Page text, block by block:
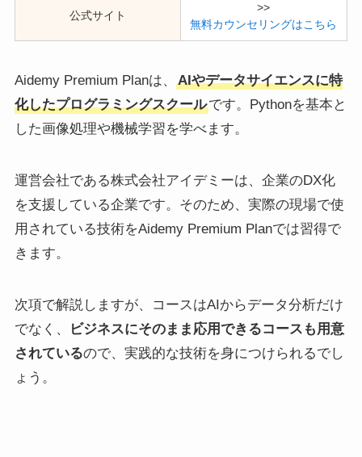
公式サイト
>>
無料カウンセリングはこちら
Aidemy Premium Planは、
AIやデータサイエンスに特
化したプログラミングスクールです。Pythonを基本と
した画像処理や機械学習を学べます。
運営会社である株式会社アイデミーは、企業のDX化
を支援している企業です。そのため、実際の現場で使
用されている技術をAidemy Premium Planでは習得で
きます。
次項で解説しますが、コースはAIからデータ分析だけ
でなく、
ビジネスにそのまま応用できるコースも用意
されているので、実践的な技術を身につけられるでし
ょう。